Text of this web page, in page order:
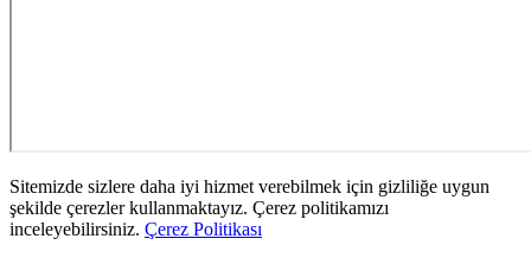
Sitemizde sizlere daha iyi hizmet verebilmek için gizliliğe uygun
şekilde çerezler kullanmaktayız. Çerez politikamızı
inceleyebilirsiniz. Çerez Politikası